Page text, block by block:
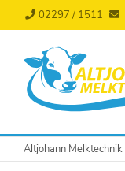
02297 / 1511
Altjohann Melktechnik